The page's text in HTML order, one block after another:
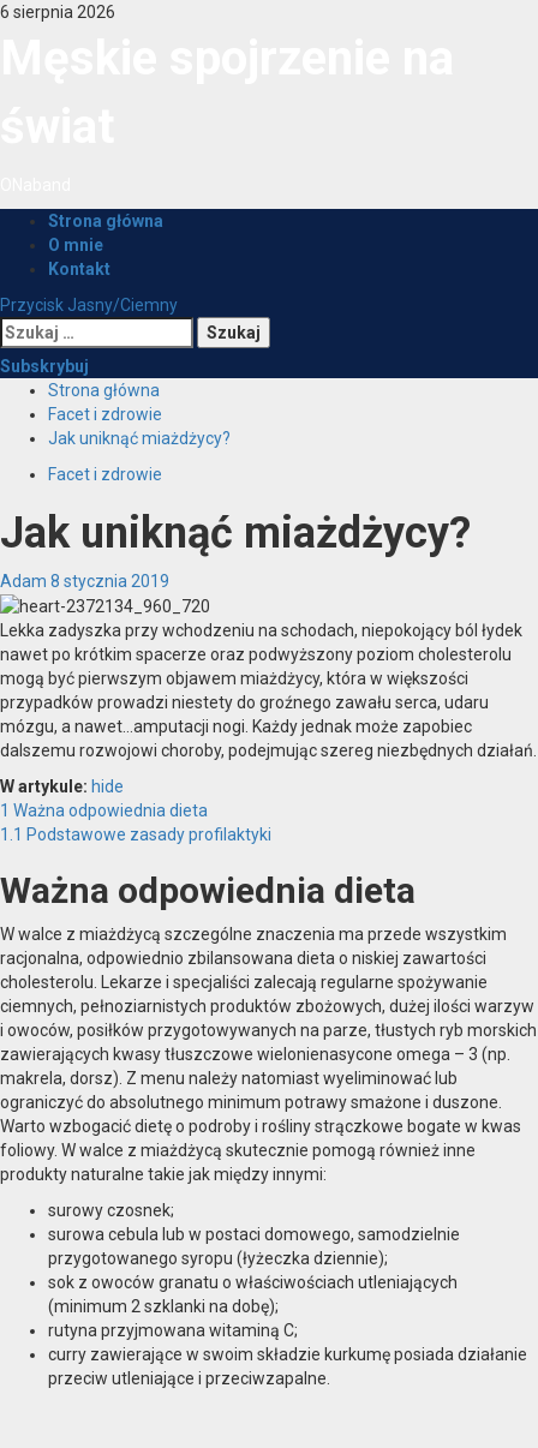
Przejdź
6 sierpnia 2026
Menu
główne
Strona główna
O mnie
Kontakt
Przycisk Jasny/Ciemny
Szukaj:
Subskrybuj
Strona główna
Facet i zdrowie
Jak uniknąć miażdżycy?
Facet i zdrowie
Jak uniknąć miażdżycy?
Adam 8 stycznia 2019
Lekka zadyszka przy wchodzeniu na schodach, niepokojący ból łydek
nawet po krótkim spacerze oraz podwyższony poziom cholesterolu
mogą być pierwszym objawem miażdżycy, która w większości
przypadków prowadzi niestety do groźnego zawału serca, udaru
mózgu, a nawet…amputacji nogi. Każdy jednak może zapobiec
dalszemu rozwojowi choroby, podejmując szereg niezbędnych działań.
W artykule: hide
1 Ważna odpowiednia dieta
1.1 Podstawowe zasady profilaktyki
Ważna odpowiednia dieta
W walce z miażdżycą szczególne znaczenia ma przede wszystkim
racjonalna, odpowiednio zbilansowana dieta o niskiej zawartości
cholesterolu. Lekarze i specjaliści zalecają regularne spożywanie
ciemnych, pełnoziarnistych produktów zbożowych, dużej ilości warzyw
i owoców, posiłków przygotowywanych na parze, tłustych ryb morskich
zawierających kwasy tłuszczowe wielonienasycone omega – 3 (np.
makrela, dorsz). Z menu należy natomiast wyeliminować lub
ograniczyć do absolutnego minimum potrawy smażone i duszone.
Warto wzbogacić dietę o podroby i rośliny strączkowe bogate w kwas
foliowy. W walce z miażdżycą skutecznie pomogą również inne
produkty naturalne takie jak między innymi:
surowy czosnek;
surowa cebula lub w postaci domowego, samodzielnie
przygotowanego syropu (łyżeczka dziennie);
sok z owoców granatu o właściwościach utleniających
(minimum 2 szklanki na dobę);
rutyna przyjmowana witaminą C;
curry zawierające w swoim składzie kurkumę posiada działanie
przeciw utleniające i przeciwzapalne.